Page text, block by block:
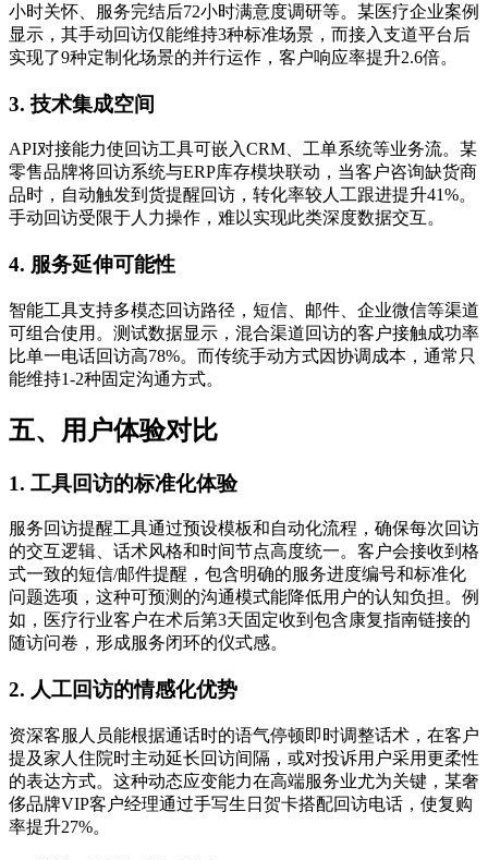
小时关怀、服务完结后72小时满意度调研等。某医疗企业案例
显示，其手动回访仅能维持3种标准场景，而接入支道平台后
实现了9种定制化场景的并行运作，客户响应率提升2.6倍。
3. 技术集成空间
API对接能力使回访工具可嵌入CRM、工单系统等业务流。某
零售品牌将回访系统与ERP库存模块联动，当客户咨询缺货商
品时，自动触发到货提醒回访，转化率较人工跟进提升41%。
手动回访受限于人力操作，难以实现此类深度数据交互。
4. 服务延伸可能性
智能工具支持多模态回访路径，短信、邮件、企业微信等渠道
可组合使用。测试数据显示，混合渠道回访的客户接触成功率
比单一电话回访高78%。而传统手动方式因协调成本，通常只
能维持1-2种固定沟通方式。
五、用户体验对比
1. 工具回访的标准化体验
服务回访提醒工具通过预设模板和自动化流程，确保每次回访
的交互逻辑、话术风格和时间节点高度统一。客户会接收到格
式一致的短信/邮件提醒，包含明确的服务进度编号和标准化
问题选项，这种可预测的沟通模式能降低用户的认知负担。例
如，医疗行业客户在术后第3天固定收到包含康复指南链接的
随访问卷，形成服务闭环的仪式感。
2. 人工回访的情感化优势
资深客服人员能根据通话时的语气停顿即时调整话术，在客户
提及家人住院时主动延长回访间隔，或对投诉用户采用更柔性
的表达方式。这种动态应变能力在高端服务业尤为关键，某奢
侈品牌VIP客户经理通过手写生日贺卡搭配回访电话，使复购
率提升27%。